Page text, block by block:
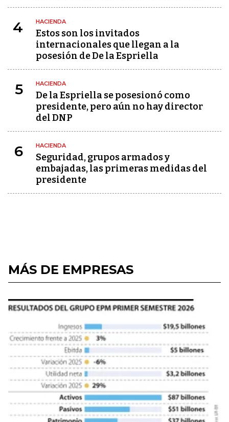
4 HACIENDA
Estos son los invitados
internacionales que llegan a la
posesión de De la Espriella
5 HACIENDA
De la Espriella se posesionó como
presidente, pero aún no hay director
del DNP
6 HACIENDA
Seguridad, grupos armados y
embajadas, las primeras medidas del
presidente
MÁS DE EMPRESAS